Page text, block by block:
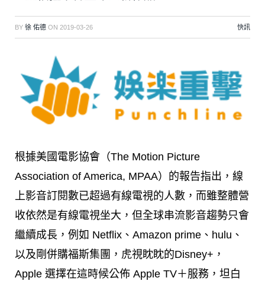
BY 徐 佑德 ON 2019-03-26 快訊
根據美國電影協會（The Motion Picture
Association of America, MPAA）的報告指出，線
上影音訂閱數已超過有線電視的人數，而雖整體營
收依然是有線電視坐大，但全球串流影音趨勢只會
繼續成長，例如 Netflix、Amazon prime、hulu、
以及剛併購福斯集團，虎視眈眈的Disney+，
Apple 選擇在這時候公佈 Apple TV＋服務，坦白